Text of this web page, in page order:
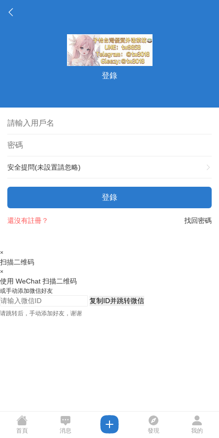
登錄
安全提問(未設置請忽略)
登錄
找回密碼
還沒有註冊？
×
扫描二维码
×
使用 WeChat 扫描二维码
或手动添加微信好友
复制ID并跳转微信
请跳转后，手动添加好友，谢谢
首頁 消息 發現 我的